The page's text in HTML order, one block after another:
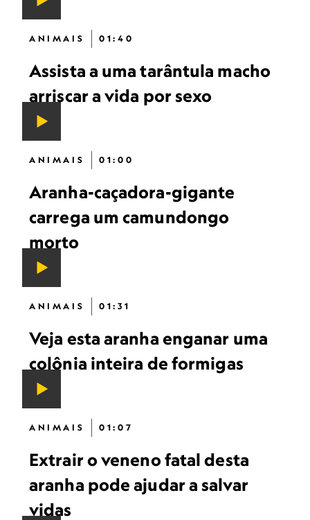
ANIMAIS 01:40
Assista a uma tarântula macho
arriscar a vida por sexo
ANIMAIS 01:00
Aranha-caçadora-gigante
carrega um camundongo
morto
ANIMAIS 01:31
Veja esta aranha enganar uma
colônia inteira de formigas
ANIMAIS 01:07
Extrair o veneno fatal desta
aranha pode ajudar a salvar
vidas